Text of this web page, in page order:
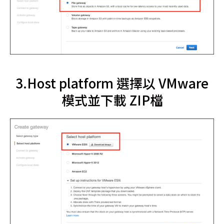
3.Host platform 選擇以 VMware
模式並下載 ZIP檔